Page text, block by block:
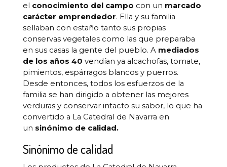
el conocimiento del campo con un marcado
carácter emprendedor. Ella y su familia
sellaban con estaño tanto sus propias
conservas vegetales como las que preparaba
en sus casas la gente del pueblo. A mediados
de los años 40 vendían ya alcachofas, tomate,
pimientos, espárragos blancos y puerros.
Desde entonces, todos los esfuerzos de la
familia se han dirigido a obtener las mejores
verduras y conservar intacto su sabor, lo que ha
convertido a La Catedral de Navarra en
un sinónimo de calidad.
Sinónimo de calidad